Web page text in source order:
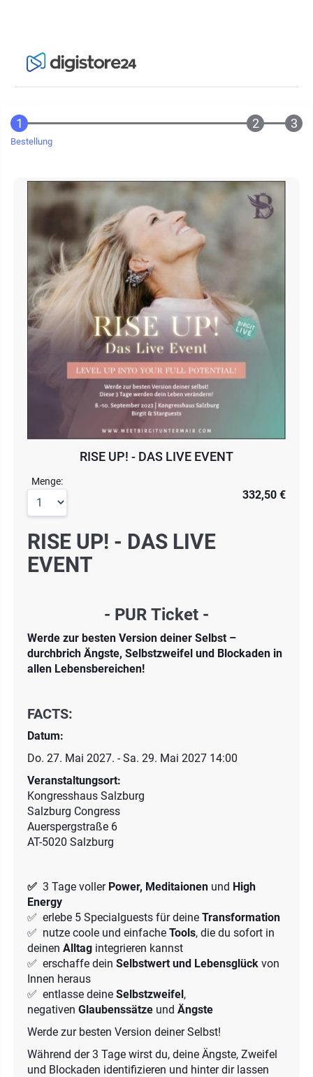
Bestellung
RISE UP! - DAS LIVE EVENT
Menge:
332,50 €
RISE UP! - DAS LIVE
EVENT
- PUR Ticket -
Werde zur besten Version deiner Selbst –
durchbrich Ängste, Selbstzweifel und Blockaden in
allen Lebensbereichen!
FACTS:
Datum:
Do. 27. Mai 2027. - Sa. 29. Mai 2027 14:00
Veranstaltungsort:
Kongresshaus Salzburg
Salzburg Congress
Auerspergstraße 6
AT-5020 Salzburg
✅ 3 Tage voller Power, Meditaionen und High
Energy
✅ erlebe 5 Specialguests für deine Transformation
✅ nutze coole und einfache Tools, die du sofort in
deinen Alltag integrieren kannst
✅ erschaffe dein Selbstwert und Lebensglück von
Innen heraus
✅ entlasse deine Selbstzweifel,
negativen Glaubenssätze und Ängste
Werde zur besten Version deiner Selbst!
Während der 3 Tage wirst du, deine Ängste, Zweifel
und Blockaden identifizieren und hinter dir lassen